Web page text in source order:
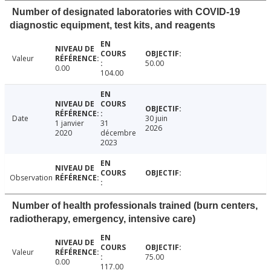
Number of designated laboratories with COVID-19
diagnostic equipment, test kits, and reagents
Valeur
0.00
104.00
50.00
Date
1 janvier
2020
31
décembre
2023
30 juin
2026
Observation
Number of health professionals trained (burn centers,
radiotherapy, emergency, intensive care)
Valeur
0.00
117.00
75.00